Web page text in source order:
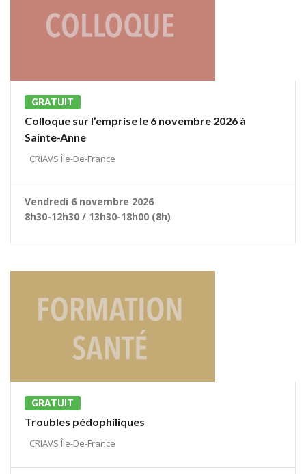
GRATUIT
Colloque sur l’emprise le 6 novembre 2026 à
Sainte-Anne
CRIAVS Île-De-France
Vendredi 6 novembre 2026
8h30-12h30 / 13h30-18h00 (8h)
GRATUIT
Troubles pédophiliques
CRIAVS Île-De-France